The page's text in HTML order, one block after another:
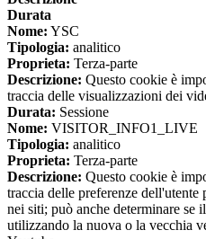
Durata
Nome: YSC
Tipologia: analitico
Proprieta: Terza-parte
Descrizione: Questo cookie è
traccia delle visualizzazioni dei
Durata: Sessione
Nome: VISITOR_INFO1_LIVE
Tipologia: analitico
Proprieta: Terza-parte
Descrizione: Questo cookie è
traccia delle preferenze
nei siti; può anche determinare se
utilizzando la nuova o la vecchia